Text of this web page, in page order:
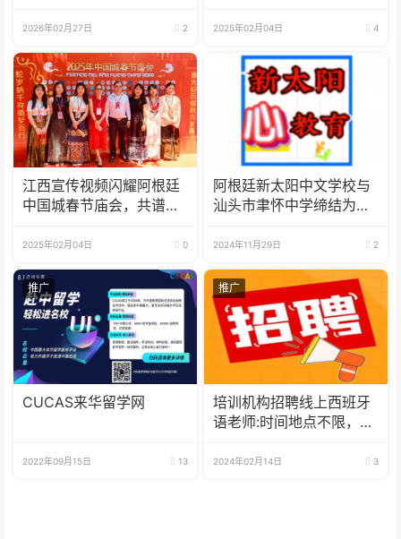
铝材开辟出海新通道
2026年02月27日 2 2025年02月04日 4
江西宣传视频闪耀阿根廷
中国城春节庙会，共谱中
2025年02月04日 0
阿根廷新太阳中文学校与
汕头市聿怀中学缔结为友
华文教育
2024年11月29日 2
推广
CUCAS来华留学网
2022年09月15日 13
推广
培训机构招聘线上西班牙
语老师:时间地点不限，可
2024年02月14日 3